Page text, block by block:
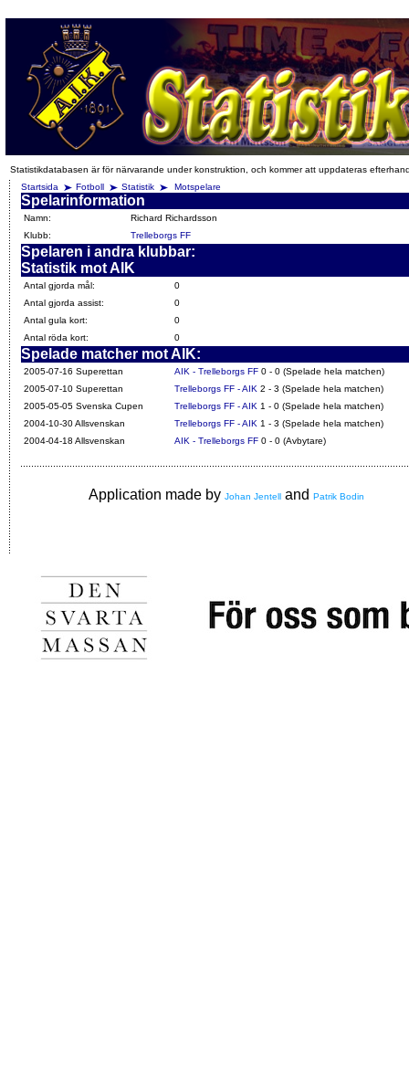
Statistikdatabasen är för närvarande under konstruktion, och kommer att uppdateras
Startsida
Fotboll Statistik Motspelare
Spelarinformation
Namn:
Richard Richardsson
Klubb:
Trelleborgs FF
Spelaren i andra klubbar:
Statistik mot AIK
Antal gjorda mål:
0
Antal gjorda assist:
0
Antal gula kort:
0
Antal röda kort:
0
Spelade matcher mot AIK:
2005-07-16 Superettan AIK - Trelleborgs FF 0 - 0 (Spelade hela matchen)
2005-07-10 Superettan
Trelleborgs FF - AIK 2 - 3 (Spelade hela matchen)
2005-05-05 Svenska Cupen
Trelleborgs FF - AIK 1 - 0 (Spelade hela matchen)
2004-10-30 Allsvenskan
Trelleborgs FF - AIK 1 - 3 (Spelade hela matchen)
2004-04-18 Allsvenskan
AIK - Trelleborgs FF 0 - 0 (Avbytare)
Application made by Johan Jentell and Patrik Bodin